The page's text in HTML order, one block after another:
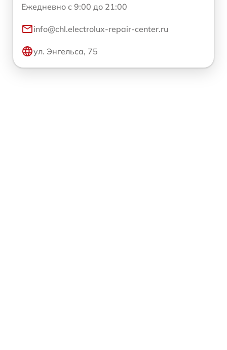
Ежедневно с 9:00 до 21:00
info@chl.electrolux-repair-center.ru
ул. Энгельса, 75